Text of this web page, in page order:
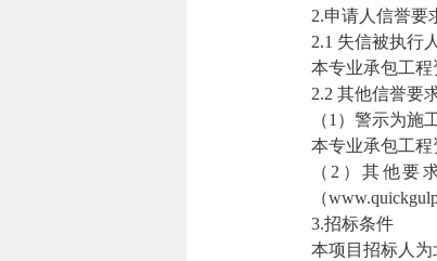
2.申请人信誉要
2.1 失信被执行人
本专业承包工
2.2 其他信誉要
（1）警示为施
本专业承包工
（2）其他要
（
3.招标条件
本项目招标人